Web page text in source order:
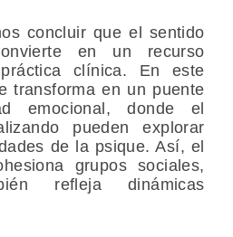
concluir que el sentido
en un recurso
clínica. En este
transforma en un puente
emocional, donde el
pueden explorar
de la psique. Así, el
grupos sociales,
refleja dinámicas